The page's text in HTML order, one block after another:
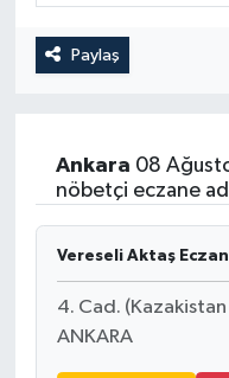
Paylaş
Ankara 08
nöbetçi eczane
Vereseli Aktaş
4. Cad.
ANKARA
Spor
Son Dakika